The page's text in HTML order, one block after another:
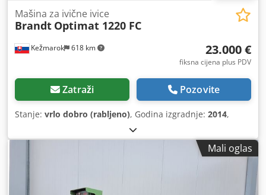
Kežmarok 618 km
Mašina za ivične ivice
Brandt Optimat 1220 FC
23.000 €
fiksna cijena plus PDV
Zatraži Pozovite
Stanje: vrlo dobro (rabljeno), Godina izgradnje: 2014,
Mali oglas